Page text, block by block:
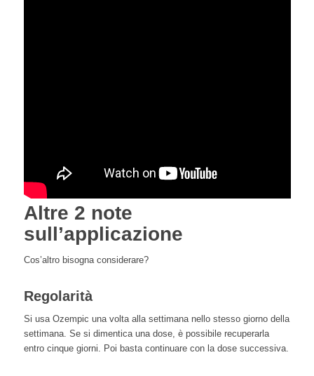
Altre 2 note
sull’applicazione
Cos’altro bisogna considerare?
Regolarità
Si usa Ozempic una volta alla settimana nello stesso giorno della
settimana. Se si dimentica una dose, è possibile recuperarla
entro cinque giorni. Poi basta continuare con la dose successiva.